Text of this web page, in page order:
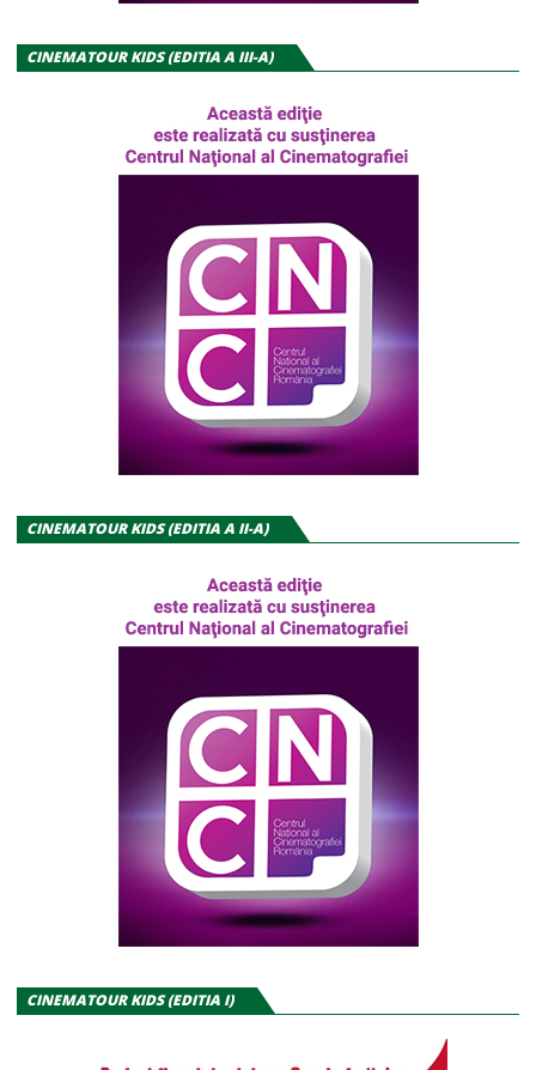
CINEMATOUR KIDS (EDITIA A III-A)
CINEMATOUR KIDS (EDITIA A II-A)
CINEMATOUR KIDS (EDITIA I)